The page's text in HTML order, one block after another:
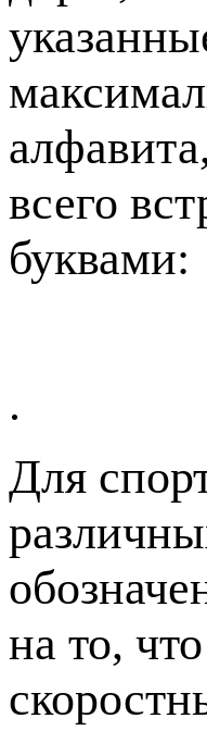
всего
буквами:
.
Для
на то,